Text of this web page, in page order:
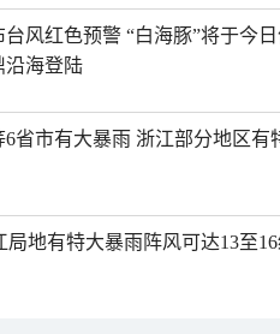
风红色预警 “白海豚”将于今日
沿海登陆
省市有大暴雨 浙江部分地区有
局地有特大暴雨阵风可达13至